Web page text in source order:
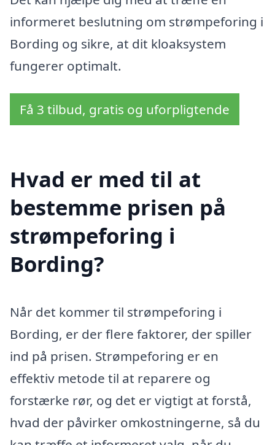
informeret beslutning om strømpeforing i
Bording og sikre, at dit kloaksystem
fungerer optimalt.
Få 3 tilbud, gratis og uforpligtende
Hvad er med til at
bestemme prisen på
strømpeforing i
Bording?
Når det kommer til strømpeforing i
Bording, er der flere faktorer, der spiller
ind på prisen. Strømpeforing er en
effektiv metode til at reparere og
forstærke rør, og det er vigtigt at forstå,
hvad der påvirker omkostningerne, så du